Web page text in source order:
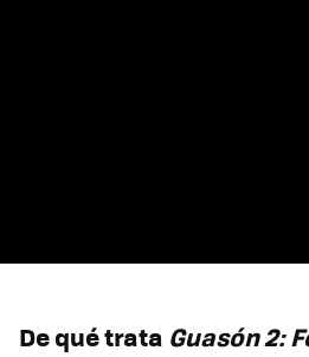
De qué trata Guasón 2: